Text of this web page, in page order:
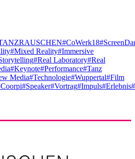
#CoWerk18
#Mixed Reality#Immersive
#Real Laboratory#Real
#Keynote#Performance#Tanz
Media#Technologie#Wuppertal#Film
#Speaker#Vortrag#Impuls#Erlebnis